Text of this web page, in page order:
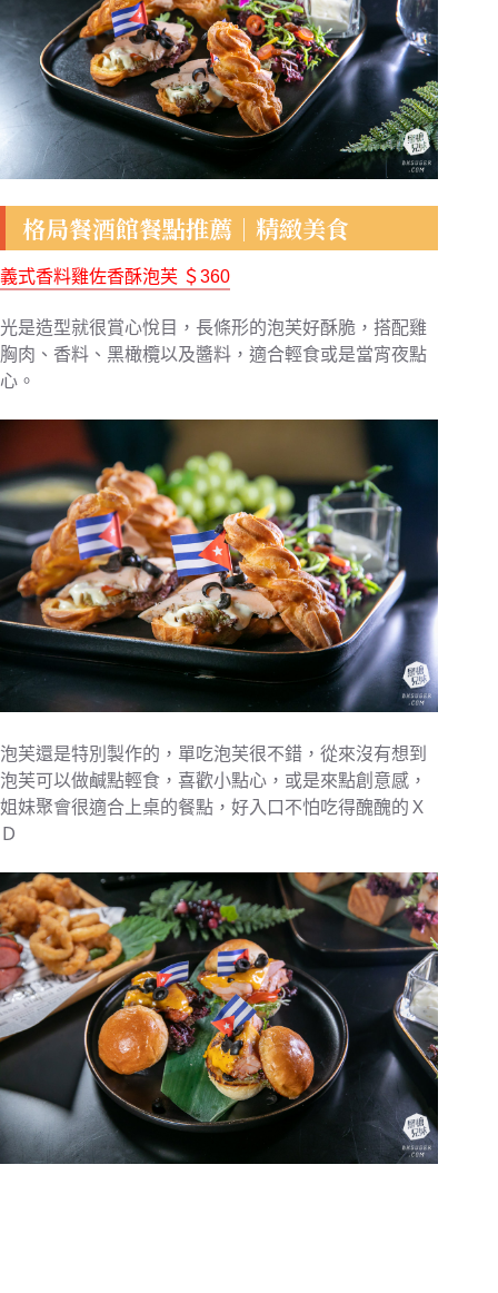
格局餐酒館餐點推薦｜精緻美食
義式香料雞佐香酥泡芙 ＄360
光是造型就很賞心悅目，長條形的泡芙好酥脆，搭配雞
胸肉、香料、黑橄欖以及醬料，適合輕食或是當宵夜點
心。
泡芙還是特別製作的，單吃泡芙很不錯，從來沒有想到
泡芙可以做鹹點輕食，喜歡小點心，或是來點創意感，
姐妹聚會很適合上桌的餐點，好入口不怕吃得醜醜的Ｘ
Ｄ